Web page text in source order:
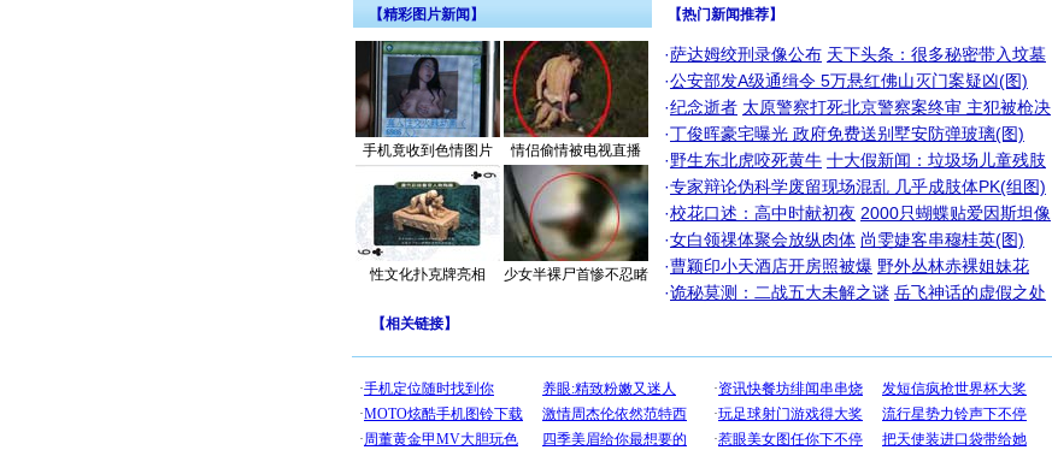
【精彩图片新闻】
手机竟收到色情图片 情侣偷情被电视直播
性文化扑克牌亮相 少女半裸尸首惨不忍睹
【热门新闻推荐】
·萨达姆绞刑录像公布 天下头条：很多秘密带入坟墓
·公安部发A级通缉令 5万悬红佛山灭门案疑凶(图)
·纪念逝者 太原警察打死北京警察案终审 主犯被枪决
·丁俊晖豪宅曝光 政府免费送别墅安防弹玻璃(图)
·野生东北虎咬死黄牛 十大假新闻：垃圾场儿童残肢
·专家辩论伪科学废留现场混乱 几乎成肢体PK(组图)
·校花口述：高中时献初夜 2000只蝴蝶贴爱因斯坦像
·女白领祼体聚会放纵肉体 尚雯婕客串穆桂英(图)
·曹颖印小天酒店开房照被爆 野外丛林赤裸姐妹花
·诡秘莫测：二战五大未解之谜 岳飞神话的虚假之处
【相关链接】